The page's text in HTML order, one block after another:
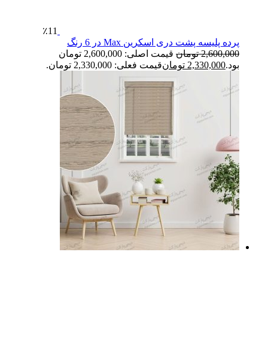
٪11
پرده پلیسه پشت دری اسکرین Max در 6 رنگ
2,600,000 تومان
قیمت اصلی: 2,600,000 تومان
بود.2,330,000 تومانقیمت فعلی: 2,330,000 تومان.